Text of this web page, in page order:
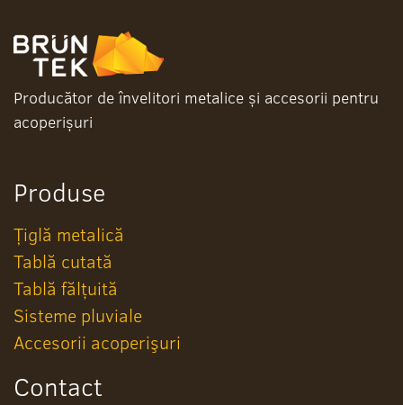
Producător de învelitori metalice și accesorii pentru
acoperișuri
Produse
Țiglă metalică
Tablă cutată
Tablă fălțuită
Sisteme pluviale
Accesorii acoperişuri
Contact